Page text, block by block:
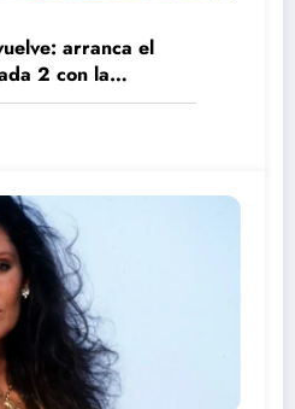
arranca el
2 con la
Castro